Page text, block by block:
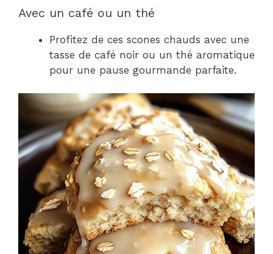
Avec un café ou un thé
Profitez de ces scones chauds avec une
tasse de café noir ou un thé aromatique
pour une pause gourmande parfaite.